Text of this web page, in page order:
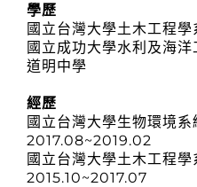
學歷
國立台灣大學土木工程學
國立成功大學水利及海
道明中學
經歷
國立台灣大學生物環境
2017.08~2019.02
國立台灣大學土木工程學
2015.10~2017.07